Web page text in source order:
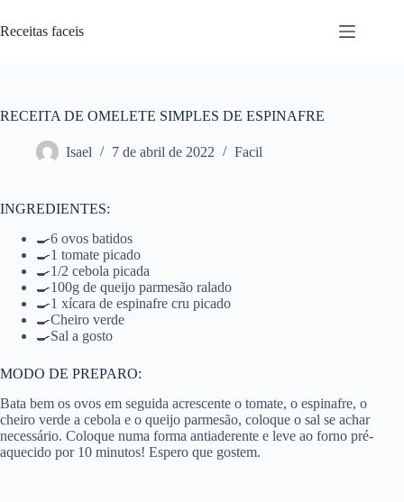
para
o
Receitas faceis
RECEITA DE OMELETE SIMPLES DE ESPINAFRE
Isael 7 de abril de 2022 Facil
INGREDIENTES:
🍳6 ovos batidos
🍳1 tomate picado
🍳1/2 cebola picada
🍳100g de queijo parmesão ralado
🍳1 xícara de espinafre cru picado
🍳Cheiro verde
🍳Sal a gosto
MODO DE PREPARO:
Bata bem os ovos em seguida acrescente o tomate, o espinafre, o
cheiro verde a cebola e o queijo parmesão, coloque o sal se achar
necessário. Coloque numa forma antiaderente e leve ao forno pré-
aquecido por 10 minutos! Espero que gostem.